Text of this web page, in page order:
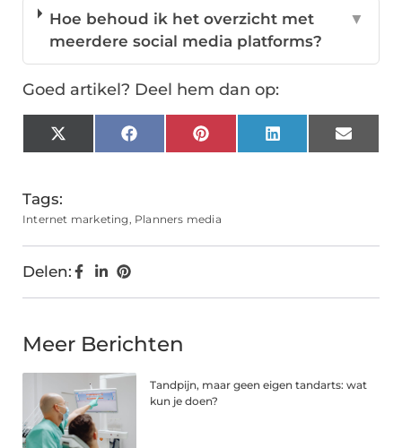
Hoe behoud ik het overzicht met
meerdere social media platforms?
▼
Goed artikel? Deel hem dan op:
X
(Twitter)
FacebookPinterestLinkedInEmail
Tags:
Internet marketing, Planners media
Delen:
Meer Berichten
Tandpijn, maar geen eigen tandarts: wat
kun je doen?